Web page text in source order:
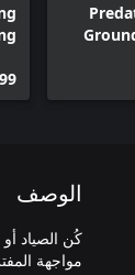
الوصف
كُن الصياد
مواجهة